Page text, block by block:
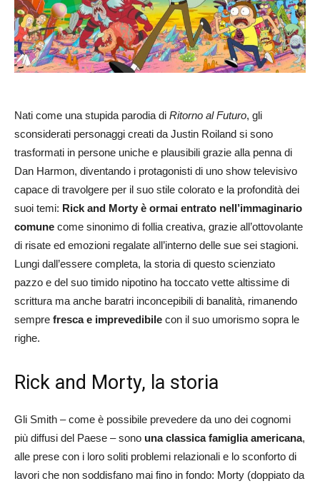
Nati come una stupida parodia di Ritorno al Futuro, gli
sconsiderati personaggi creati da Justin Roiland si sono
trasformati in persone uniche e plausibili grazie alla penna di
Dan Harmon, diventando i protagonisti di uno show televisivo
capace di travolgere per il suo stile colorato e la profondità dei
suoi temi: Rick and Morty è ormai entrato nell’immaginario
comune come sinonimo di follia creativa, grazie all’ottovolante
di risate ed emozioni regalate all’interno delle sue sei stagioni.
Lungi dall’essere completa, la storia di questo scienziato
pazzo e del suo timido nipotino ha toccato vette altissime di
scrittura ma anche baratri inconcepibili di banalità, rimanendo
sempre fresca e imprevedibile con il suo umorismo sopra le
righe.
Rick and Morty, la storia
Gli Smith – come è possibile prevedere da uno dei cognomi
più diffusi del Paese – sono una classica famiglia americana,
alle prese con i loro soliti problemi relazionali e lo sconforto di
lavori che non soddisfano mai fino in fondo: Morty (doppiato da